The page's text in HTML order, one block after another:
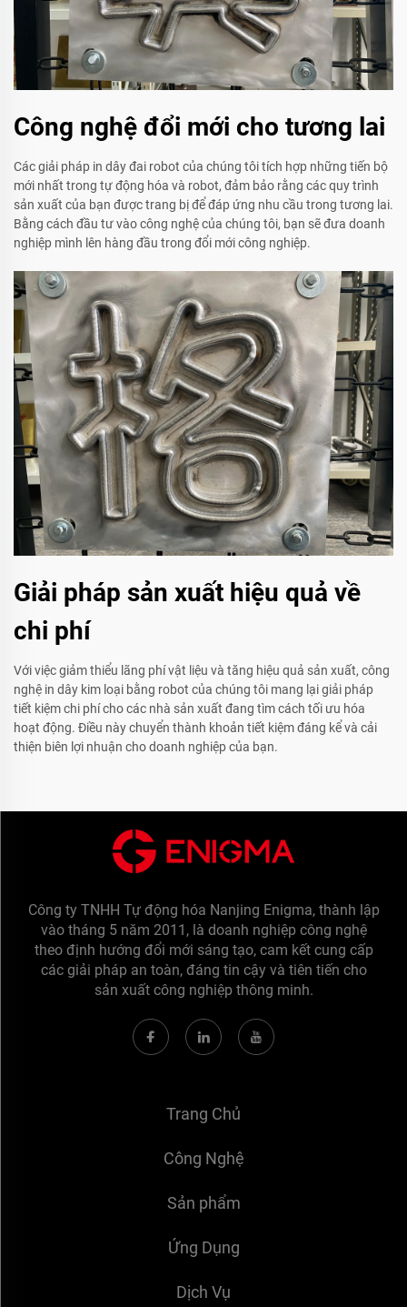
Công nghệ đổi mới cho tương lai
Các giải pháp in dây đai robot của chúng tôi tích hợp những tiến bộ
mới nhất trong tự động hóa và robot, đảm bảo rằng các quy trình
sản xuất của bạn được trang bị để đáp ứng nhu cầu trong tương lai.
Bằng cách đầu tư vào công nghệ của chúng tôi, bạn sẽ đưa doanh
nghiệp mình lên hàng đầu trong đổi mới công nghiệp.
Giải pháp sản xuất hiệu quả về
chi phí
Với việc giảm thiểu lãng phí vật liệu và tăng hiệu quả sản xuất, công
nghệ in dây kim loại bằng robot của chúng tôi mang lại giải pháp
tiết kiệm chi phí cho các nhà sản xuất đang tìm cách tối ưu hóa
hoạt động. Điều này chuyển thành khoản tiết kiệm đáng kể và cải
thiện biên lợi nhuận cho doanh nghiệp của bạn.
Công ty TNHH Tự động hóa Nanjing Enigma, thành lập
vào tháng 5 năm 2011, là doanh nghiệp công nghệ
theo định hướng đổi mới sáng tạo, cam kết cung cấp
các giải pháp an toàn, đáng tin cậy và tiên tiến cho
sản xuất công nghiệp thông minh.
Trang Chủ
Công Nghệ
Sản phẩm
Ứng Dụng
Dịch Vụ